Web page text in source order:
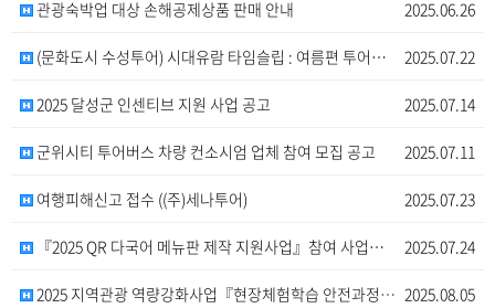
2025.06.26
관광숙박업 대상 손해공제상품 판매 안내
2025.07.22
(문화도시 수성투어) 시대유람 타임슬립 : 여름편 투어…
2025.07.14
2025 달성군 인센티브 지원 사업 공고
2025.07.11
군위시티 투어버스 차량 컨소시엄 업체 참여 모집 공고
2025.07.23
여행피해신고 접수 ((주)세나투어)
2025.07.24
『2025 QR 다국어 메뉴판 제작 지원사업』참여 사업…
2025.08.05
2025 지역관광 역량강화사업『현장체험학습 안전과정 신…